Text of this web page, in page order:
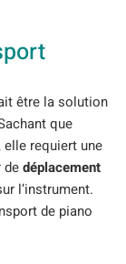
être la solution
que
elle requiert une
dedéplacement
l’instrument.
de piano